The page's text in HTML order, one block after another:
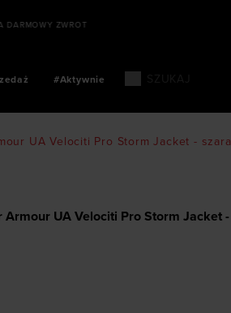
ZWROT
#Aktywnie
UA Velociti Pro Storm Jacket - szara
UA Velociti Pro Storm Jacket -